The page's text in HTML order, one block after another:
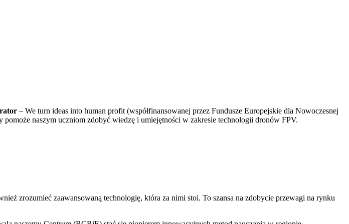
– We turn ideas into human profit (współfinansowanej przez Fundusze Europejskie dla Nowoczesnej
pomoże naszym uczniom zdobyć wiedzę i umiejętności w zakresie technologii dronów FPV.
zrozumieć zaawansowaną technologię, która za nimi stoi. To szansa na zdobycie przewagi na rynku